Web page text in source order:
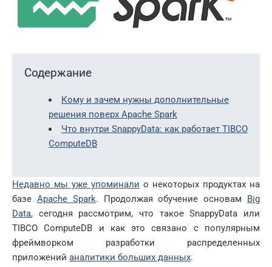
Содержание
Кому и зачем нужны дополнительные
решения поверх Apache Spark
Что внутри SnappyData: как работает TIBCO
ComputeDB
Недавно мы уже упоминали о некоторых продуктах на
базе Apache Spark. Продолжая обучение основам Big
Data, сегодня рассмотрим, что такое SnappyData или
TIBCO ComputeDB и как это связано с популярным
фреймворком разработки распределенных
приложений аналитики больших данных.